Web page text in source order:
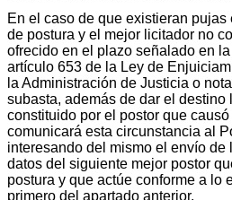
En el caso de que existieran pujas
de postura y el mejor licitador no
ofrecido en el plazo señalado en
artículo 653 de la Ley de
la Administración de Justicia o
subasta, además de dar el destino
constituido por el postor que
comunicará esta circunstancia al
interesando del mismo el envío de
datos del siguiente mejor postor
postura y que actúe conforme a lo
primero del apartado anterior.